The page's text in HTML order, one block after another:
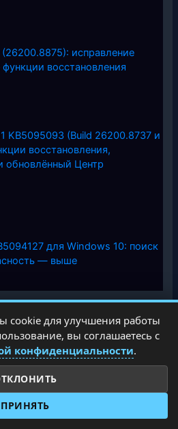
исправление
восстановления
KB5095093 (Build 26200.8737 и
восстановления,
обновлённый Центр
для Windows 10: поиск
— выше
О сайте
cookie для улучшения работы
вы соглашаетесь с
конфиденциальности.
ПРИНЯТЬ